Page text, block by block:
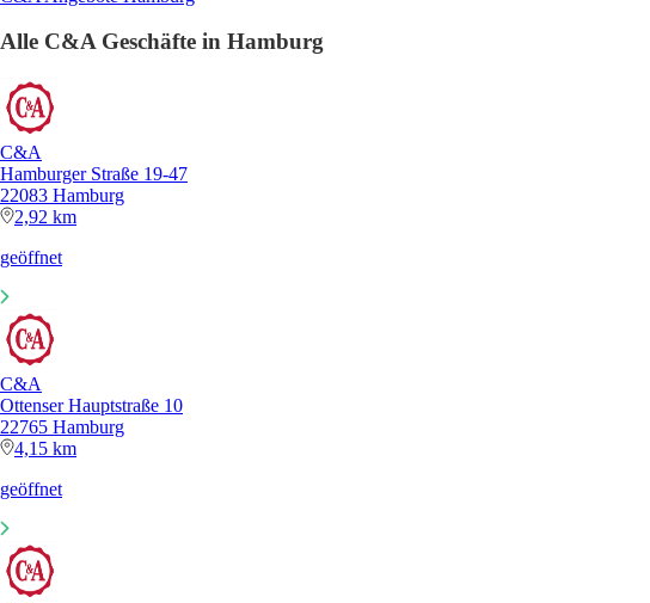
Alle C&A Geschäfte in Hamburg
C&A
Hamburger Straße 19-47
22083 Hamburg
2,92 km
geöffnet
C&A
Ottenser Hauptstraße 10
22765 Hamburg
4,15 km
geöffnet